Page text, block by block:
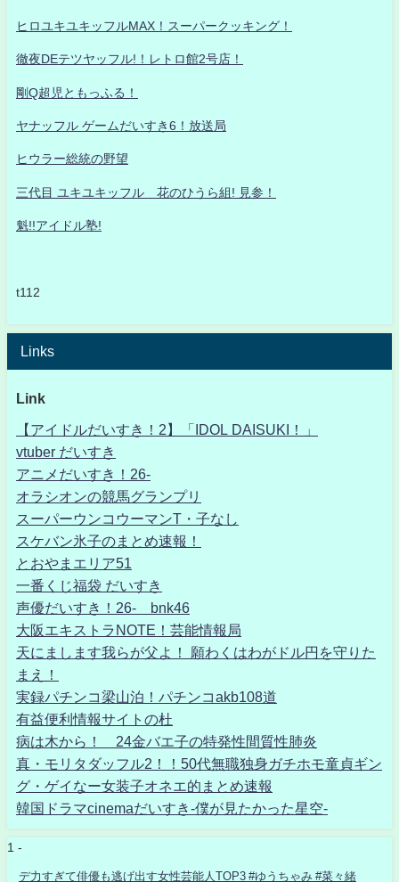
ヒロユキユキッフルMAX！スーパークッキング！
徹夜DEテツヤッフル!！レトロ館2号店！
剛Q超児ともっふる！
ヤナッフル ゲームだいすき6！放送局
ヒウラー総統の野望
三代目 ユキユキッフル 花のひうら組! 見参！
魁!!アイドル塾!
t112
Links
Link
【アイドルだいすき！2】「IDOL DAISUKI！」
vtuber だいすき
アニメだいすき！26-
オラシオンの競馬グランプリ
スーパーウンコウーマンT・子なし
スケバン氷子のまとめ速報！
とおやまエリア51
一番くじ福袋 だいすき
声優だいすき！26- bnk46
大阪エキストラNOTE！芸能情報局
天にまします我らが父よ！ 願わくはわがドル円を守りた
まえ！
実録パチンコ梁山泊！パチンコakb108道
有益便利情報サイトの杜
病は木から！ 24金バエ子の特発性間質性肺炎
真・モリタダッフル2！！50代無職独身ガチホモ童貞ギン
グ・ゲイなー女装子オネエ的まとめ速報
韓国ドラマcinemaだいすき-僕が見たかった星空-
1 -
デ力すぎて俳優も逃げ出す女性芸能人TOP3 #ゆうちゃみ #菜々緒